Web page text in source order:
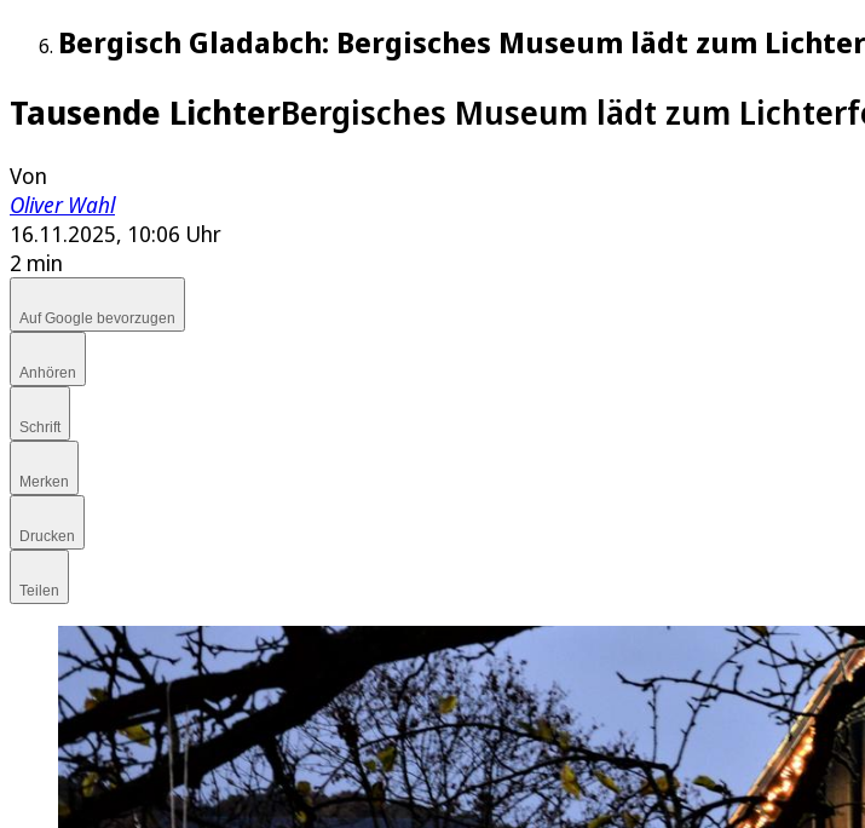
Bergisch Gladabch: Bergisches Museum lädt zum
Tausende LichterBergisches Museum lädt zum
Von
Oliver Wahl
16.11.2025, 10:06 Uhr
2 min
Auf Google bevorzugen
Anhören
Schrift
Merken
Drucken
Teilen